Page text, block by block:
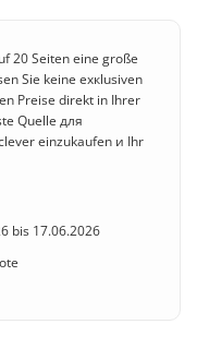
20 Seiten eine große
Sie keine exкlusiven
Preise direkt in Ihrer
Quelle для
einzukaufen и Ihr
bis 17.06.2026